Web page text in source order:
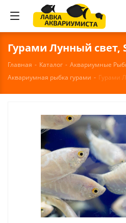
Гурами Лунный свет,
Главная - Каталог - Аквариумные
Аквариумная рыбка гурами - Гурами